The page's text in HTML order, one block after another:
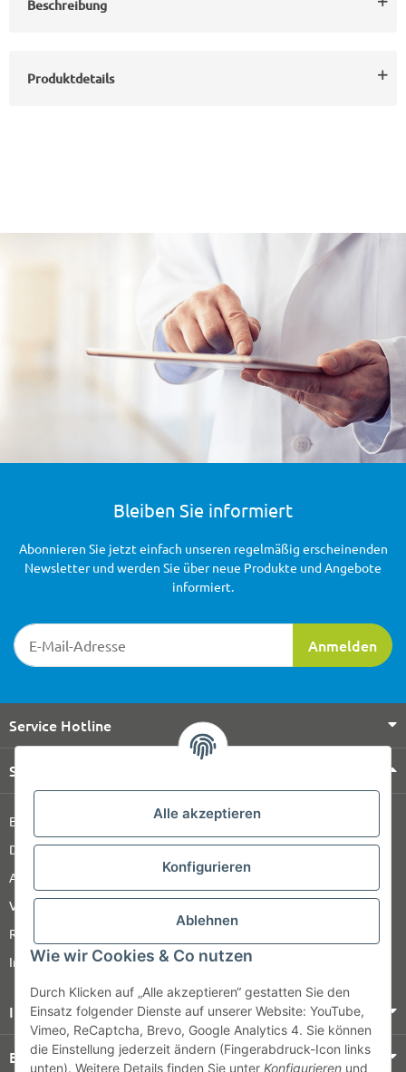
Alle akzeptieren
Konfigurieren
Ablehnen
Wie wir Cookies & Co nutzen
Durch Klicken auf „Alle akzeptieren“ gestatten Sie den
Einsatz folgender Dienste auf unserer Website: YouTube,
Vimeo, ReCaptcha, Brevo, Google Analytics 4. Sie können
die Einstellung jederzeit ändern (Fingerabdruck-Icon links
unten). Weitere Details finden Sie unter Konfigurieren und
Beschreibung
Produktdetails
Bleiben Sie informiert
Newsletter-Registrierung
Anmelden
Abonnieren Sie jetzt einfach unseren regelmäßig erscheinenden
Newsletter und werden Sie über neue Produkte und Angebote
informiert.
Service Hotline
Shop Service
Barrierefreiheitserklärung
Datenschutz
AGB
Versandinformationen
Retour
Impressum
Informationen
Bezahlung & Versand